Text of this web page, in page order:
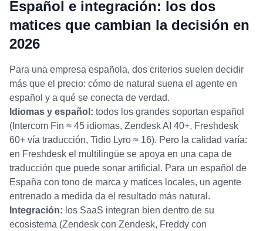
Español e integración: los dos
matices que cambian la decisión en
2026
Para una empresa española, dos criterios suelen decidir
más que el precio: cómo de natural suena el agente en
español y a qué se conecta de verdad.
Idiomas y español: todos los grandes soportan español
(Intercom Fin ≈ 45 idiomas, Zendesk AI 40+, Freshdesk
60+ vía traducción, Tidio Lyro ≈ 16). Pero la calidad varía:
en Freshdesk el multilingüe se apoya en una capa de
traducción que puede sonar artificial. Para un español de
España con tono de marca y matices locales, un agente
entrenado a medida da el resultado más natural.
Integración: los SaaS integran bien dentro de su
ecosistema (Zendesk con Zendesk, Freddy con